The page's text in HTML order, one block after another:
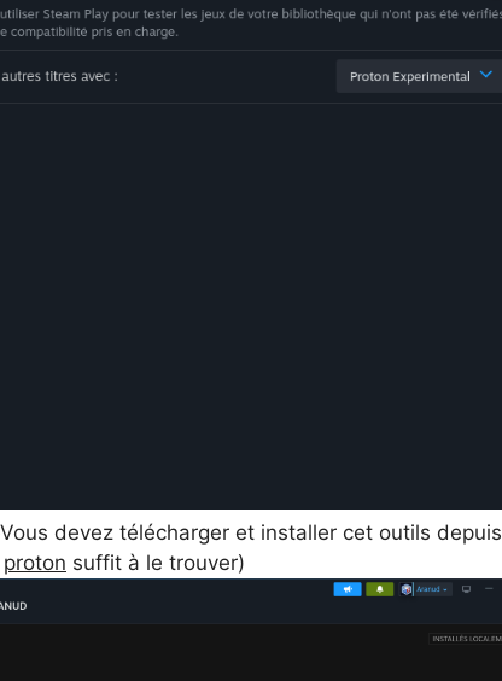
devez télécharger et installer cet outils depuis
proton suffit à le trouver)